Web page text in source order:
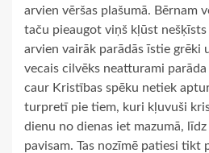
arvien vēršas plašumā. Bērnam
taču pieaugot viņš kļūst
arvien vairāk parādās īstie grēki
vecais cilvēks neatturami
caur Kristības spēku netiek
turpretī pie tiem, kuri kļuvuši
dienu no dienas iet mazumā,
pavisam. Tas nozīmē patiesi tikt